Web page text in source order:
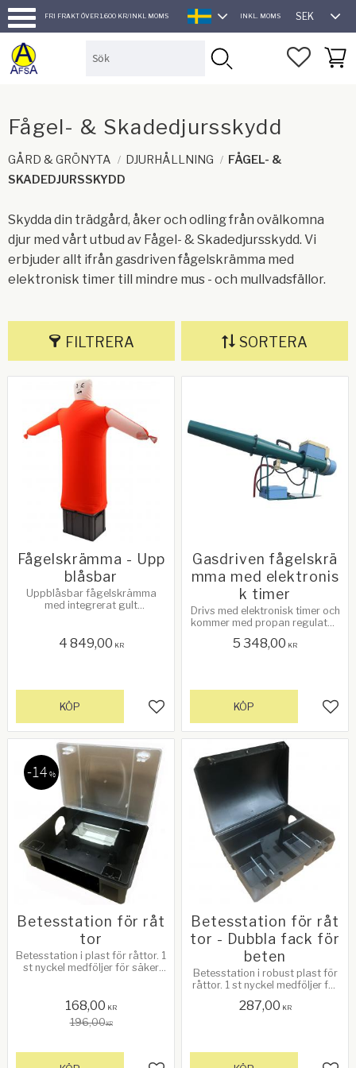
Meny
FRI FRAKT ÖVER 1.600 KR/INKL MOMS
SVENSKA
INKL. MOMS SEK
Fågel- & Skadedjursskydd
GÅRD & GRÖNYTA DJURHÅLLNING
FÅGEL- &
SKADEDJURSSKYDD
Skydda din trädgård, åker och odling från ovälkomna
djur med vårt utbud av Fågel- & Skadedjursskydd. Vi
erbjuder allt ifrån gasdriven fågelskrämma med
elektronisk timer till mindre mus - och mullvadsfällor.
FILTRERA SORTERA
Fågelskrämma - Upp
blåsbar
Uppblåsbar fågelskrämma
med integrerat gult
4 849,00 KR
Lägg till i favoriter
KÖP
Gasdriven fågelskrä
mma med elektronis
k timer
Drivs med elektronisk timer och
kommer med propan regulator.
in start samt sluttid. Se mer
5 348,00 KR
KÖP
Betesstation för råt
tor
Betesstation i plast för råttor. 1
st nyckel medföljer för säker
168,00 KR
196,00KR
14 %
Betesstation för råt
tor - Dubbla fack för
beten
Betesstation i robust plast för
råttor. 1 st nyckel medföljer för
25,0 x 16,0 cm. Se mer info
287,00 KR